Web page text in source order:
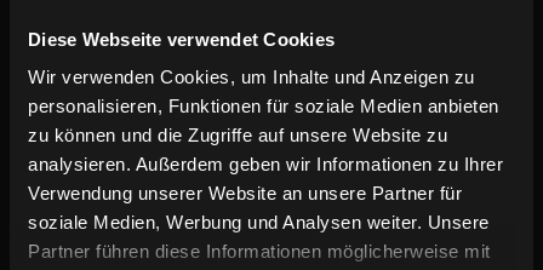
Diese Webseite verwendet Cookies
Wir verwenden Cookies, um Inhalte und Anzeigen zu
personalisieren, Funktionen für soziale Medien anbieten
zu können und die Zugriffe auf unsere Website zu
analysieren. Außerdem geben wir Informationen zu Ihrer
Verwendung unserer Website an unsere Partner für
soziale Medien, Werbung und Analysen weiter. Unsere
Partner führen diese Informationen möglicherweise mit
Schnitt:Emily Artmann
Inkludierte Sprachfassungen:
Mehrsprachige OV mit partiellen deUT
Mehrsprachige OV mit enUT
Dokumentarfilm/Englische UT